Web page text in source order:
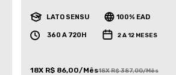
LATO SENSU 100% EAD
360 A 720H 2 A 12 MESES
18X R$ 86,00/Mês18X R$ 387,00/Mês